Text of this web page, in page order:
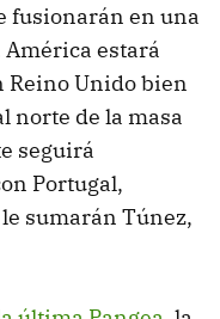
fusionarán en una
estará
Reino Unido bien
norte de la masa
seguirá
Portugal,
sumarán Túnez,